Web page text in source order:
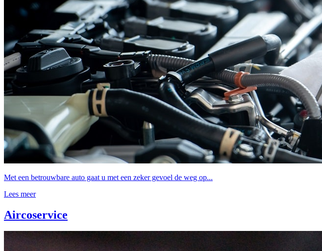
Met een betrouwbare auto gaat u met een zeker gevoel de weg op...
Lees meer
Aircoservice